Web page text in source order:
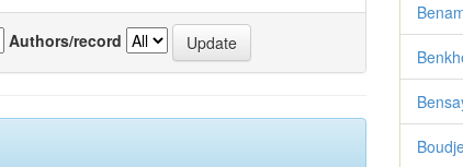
Authors/record